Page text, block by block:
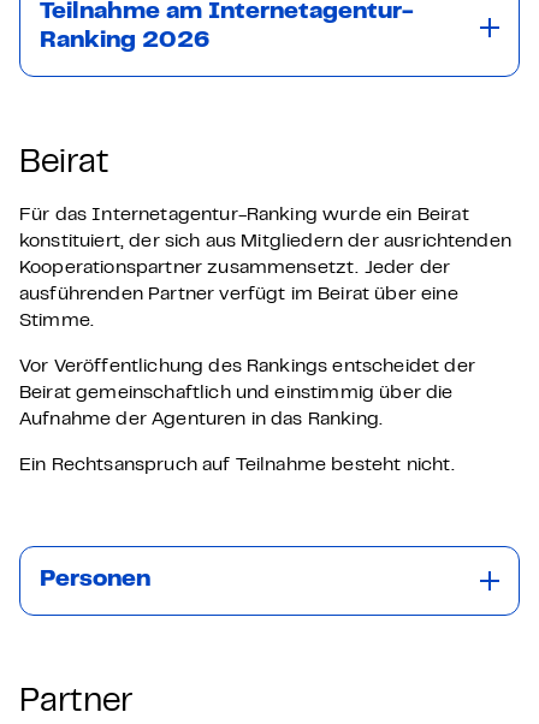
Teilnahme am Internetagentur-
Ranking 2026
Beirat
Für das Internetagentur-Ranking wurde ein Beirat
konstituiert, der sich aus Mitgliedern der ausrichtenden
Kooperationspartner zusammensetzt. Jeder der
ausführenden Partner verfügt im Beirat über eine
Stimme.
Vor Veröffentlichung des Rankings entscheidet der
Beirat gemeinschaftlich und einstimmig über die
Aufnahme der Agenturen in das Ranking.
Ein Rechtsanspruch auf Teilnahme besteht nicht.
Personen
Partner